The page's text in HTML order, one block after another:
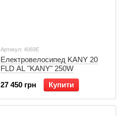
Артикул: 4069Е
Електровелосипед KANY 20
FLD AL "KANY" 250W
27 450 грн
Купити